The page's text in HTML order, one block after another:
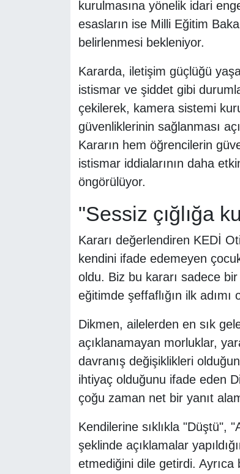
kurulmasına yönelik idari
esasların ise Milli Eğitim
belirlenmesi bekleniyor.
Kararda, iletişim güçlüğü
istismar ve şiddet gibi
çekilerek, kamera sistemi
güvenliklerinin sağlanması
Kararın hem öğrencilerin
istismar iddialarının daha
öngörülüyor.
"Sessiz çığlığa
Kararı değerlendiren KEDİ
kendini ifade edemeyen
oldu. Biz bu kararı sadece
eğitimde şeffaflığın ilk
Dikmen, ailelerden en sık
açıklanamayan morluklar,
davranış değişiklikleri
ihtiyaç olduğunu ifade eden
çoğu zaman net bir yanıt
Kendilerine sıklıkla "Düştü",
şeklinde açıklamalar
etmediğini dile getirdi. Ayrıca